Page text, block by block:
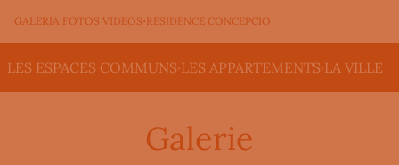
GALERIA FOTOS VIDEOS·RESIDENCE CONCEPCIO
LES ESPACES COMMUNS·LES APPARTEMENTS·LA VILLE
Galerie